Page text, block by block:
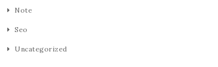
Note
Seo
Uncategorized